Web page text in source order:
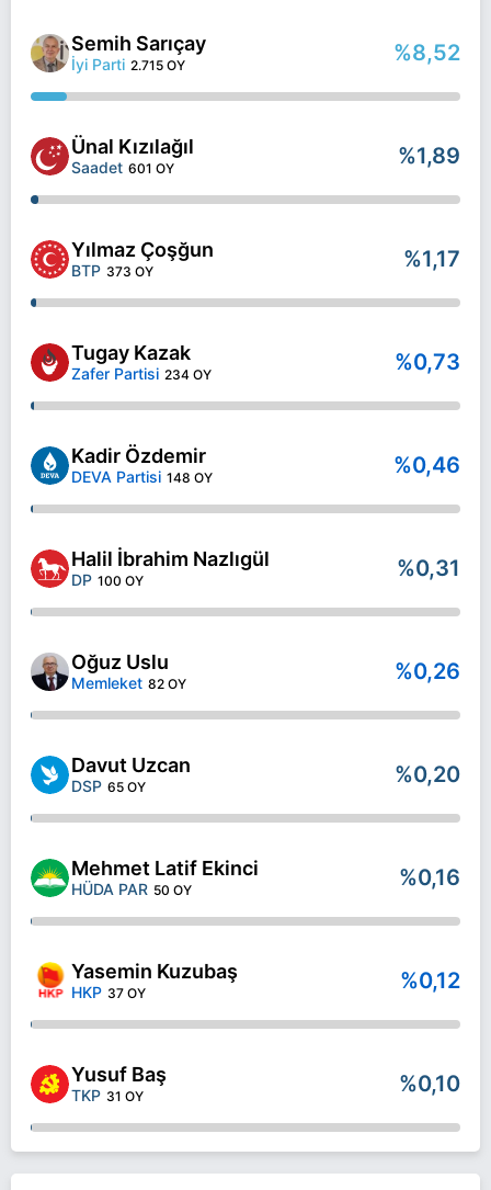
Semih Sarıçay
İyi Parti 2.715 OY %8,52
Ünal Kızılağıl
Saadet 601 OY %1,89
Yılmaz Çoşğun
BTP 373 OY %1,17
Tugay Kazak
Zafer Partisi 234 OY %0,73
Kadir Özdemir
DEVA Partisi 148 OY %0,46
Halil İbrahim Nazlıgül
DP 100 OY %0,31
Oğuz Uslu
Memleket 82 OY %0,26
Davut Uzcan
DSP 65 OY %0,20
Mehmet Latif Ekinci
HÜDA PAR 50 OY %0,16
Yasemin Kuzubaş
HKP 37 OY %0,12
Yusuf Baş
TKP 31 OY %0,10